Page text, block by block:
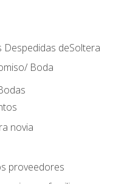
Despedidas deSoltera
Boda
novia
proveedores